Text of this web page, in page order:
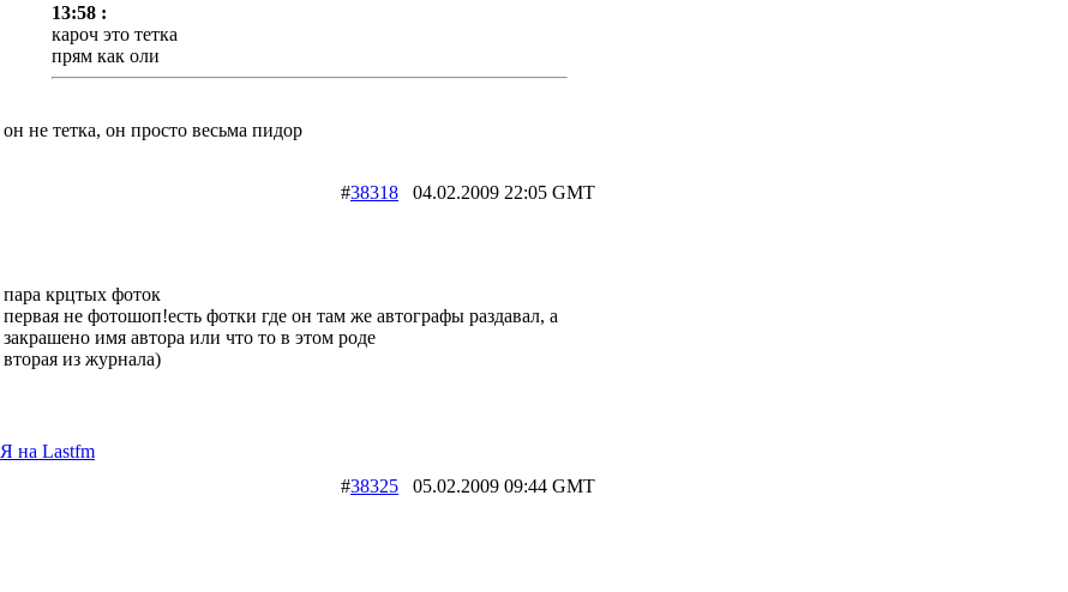
13:58 :
кароч это тетка
прям как оли
он не тетка, он просто весьма пидор
#38318 04.02.2009 22:05 GMT
пара крцтых фоток
первая не фотошоп!есть фотки где он там же автографы раздавал, а
закрашено имя автора или что то в этом роде
вторая из журнала)
Я на Lastfm
#38325 05.02.2009 09:44 GMT